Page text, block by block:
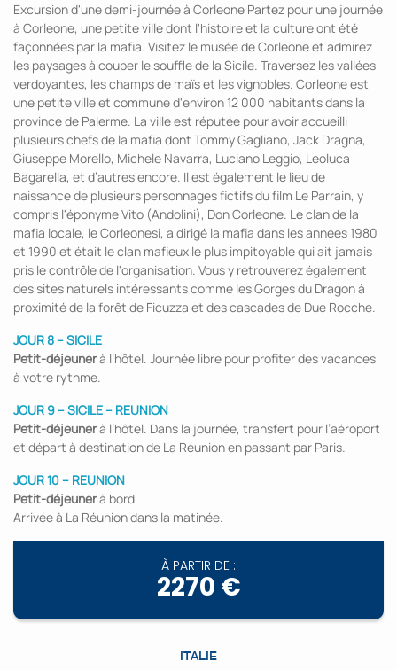
Excursion d'une demi-journée à Corleone Partez pour une journée
à Corleone, une petite ville dont l'histoire et la culture ont été
façonnées par la mafia. Visitez le musée de Corleone et admirez
les paysages à couper le souffle de la Sicile. Traversez les vallées
verdoyantes, les champs de maïs et les vignobles. Corleone est
une petite ville et commune d'environ 12 000 habitants dans la
province de Palerme. La ville est réputée pour avoir accueilli
plusieurs chefs de la mafia dont Tommy Gagliano, Jack Dragna,
Giuseppe Morello, Michele Navarra, Luciano Leggio, Leoluca
Bagarella, et d’autres encore. Il est également le lieu de
naissance de plusieurs personnages fictifs du film Le Parrain, y
compris l'éponyme Vito (Andolini), Don Corleone. Le clan de la
mafia locale, le Corleonesi, a dirigé la mafia dans les années 1980
et 1990 et était le clan mafieux le plus impitoyable qui ait jamais
pris le contrôle de l'organisation. Vous y retrouverez également
des sites naturels intéressants comme les Gorges du Dragon à
proximité de la forêt de Ficuzza et des cascades de Due Rocche.
JOUR 8 – SICILE
Petit-déjeunerà l’hôtel. Journée libre pour profiter des vacances
à votre rythme.
JOUR 9 – SICILE – REUNION
Petit-déjeunerà l’hôtel. Dans la journée, transfert pour l’aéroport
et départ à destination de La Réunion en passant par Paris.
JOUR 10 – REUNION
Petit-déjeunerà bord.
Arrivée à La Réunion dans la matinée.
À PARTIR DE :
2270 €
ITALIE